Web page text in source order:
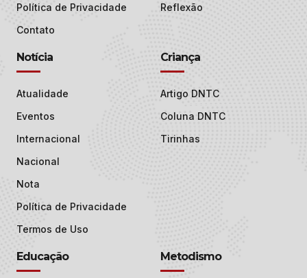
Política de Privacidade
Contato
Reflexão
Notícia
Atualidade
Eventos
Internacional
Nacional
Nota
Política de Privacidade
Termos de Uso
Criança
Artigo DNTC
Coluna DNTC
Tirinhas
Educação Metodismo